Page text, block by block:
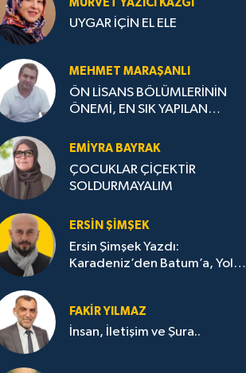
MÜRVET YAZICI KAZGI
UYGAR İÇİN EL ELE
MEHMET MARAŞANLI
ÖN LİSANS BÖLÜMLERİNİN
ÖNEMİ, EN SIK YAPILAN
STRATEJİLERİ
EMIYRA BAYRAK
ÇOCUKLAR ÇİÇEKTİR
SOLDURMAYALIM
ERSIN ŞIMŞEK
Ersin Şimşek Yazdı:
Karadeniz’den Batum’a, Yolun
FAKIR YILMAZ
İnsan, İletişim ve Şura..